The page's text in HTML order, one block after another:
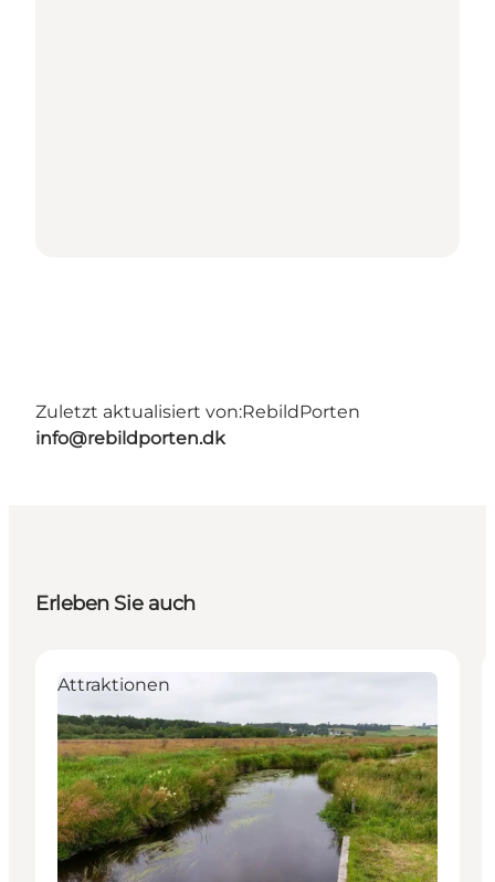
Zuletzt aktualisiert von:RebildPorten
info@rebildporten.dk
Erleben Sie auch
Attraktionen